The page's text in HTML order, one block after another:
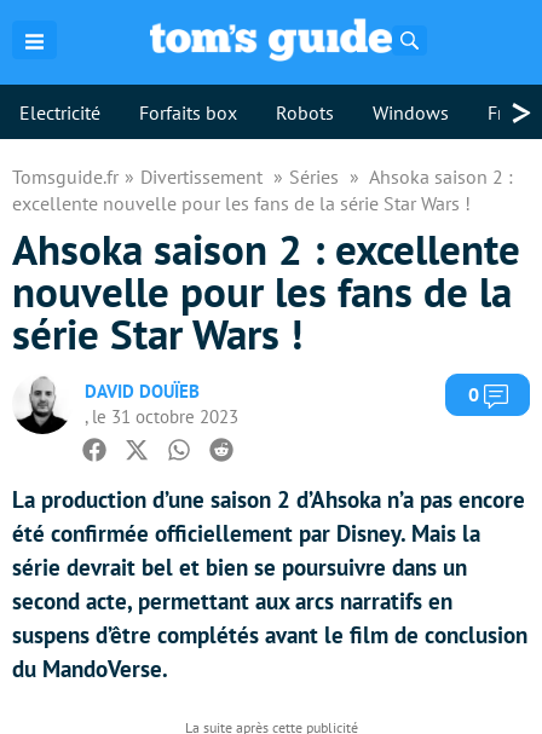
Electricité Forfaits box Robots Windows >
Tomsguide.fr Divertissement Séries
Ahsoka saison 2 :
excellente nouvelle pour les fans de la série Star Wars !
Ahsoka saison 2 : excellente
nouvelle pour les fans de la
série Star Wars !
DAVID DOUÏEB
, le 31 octobre 2023
0
Facebook
TwitterWhatsapp
Reddit
La production d’une saison 2 d’Ahsoka n’a pas encore
été confirmée officiellement par Disney. Mais la
série devrait bel et bien se poursuivre dans un
second acte, permettant aux arcs narratifs en
suspens d’être complétés avant le film de conclusion
du MandoVerse.